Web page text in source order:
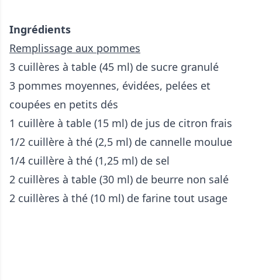
Ingrédients
Remplissage aux pommes
3 cuillères à table (45 ml) de sucre granulé
3 pommes moyennes, évidées, pelées et
coupées en petits dés
1 cuillère à table (15 ml) de jus de citron frais
1/2 cuillère à thé (2,5 ml) de cannelle moulue
1/4 cuillère à thé (1,25 ml) de sel
2 cuillères à table (30 ml) de beurre non salé
2 cuillères à thé (10 ml) de farine tout usage